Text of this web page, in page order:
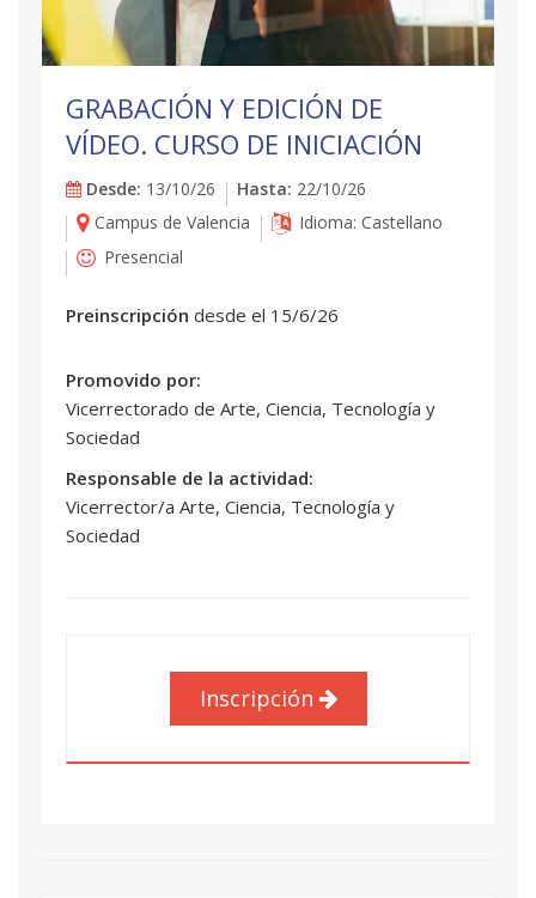
GRABACIÓN Y EDICIÓN DE
VÍDEO. CURSO DE INICIACIÓN
Desde: 13/10/26 Hasta: 22/10/26
Campus de Valencia
Idioma: Castellano
Presencial
Preinscripción desde el 15/6/26
Promovido por:
Vicerrectorado de Arte, Ciencia, Tecnología y
Sociedad
Responsable de la actividad:
Vicerrector/a Arte, Ciencia, Tecnología y
Sociedad
Inscripción